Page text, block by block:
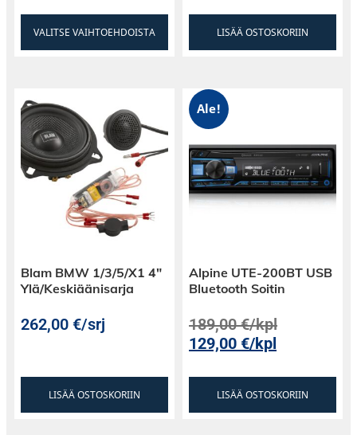
VALITSE VAIHTOEHDOISTA LISÄÄ OSTOSKORIIN
Blam BMW 1/3/5/X1 4″
Ylä/Keskiäänisarja
262,00€/srj
LISÄÄ OSTOSKORIIN
Ale!
Alpine UTE-200BT USB
Bluetooth Soitin
189,00€/kpl
129,00€/kpl
LISÄÄ OSTOSKORIIN